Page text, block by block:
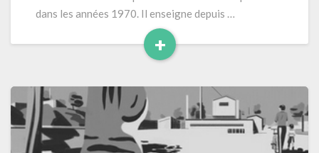
dans les années 1970. Il enseigne depuis …
+
Read